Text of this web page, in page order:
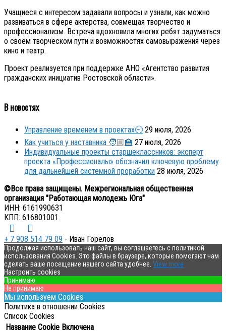
Учащиеся с интересом задавали вопросы и узнали, как можно
развиваться в сфере актерства, совмещая творчество и
профессионализм. Встреча вдохновила многих ребят задуматься
о своем творческом пути и возможностях самовыражения через
кино и театр.
Проект реализуется при поддержке АНО «Агентство развития
гражданских инициатив Ростовской области».
В новостях
Управление временем в проектах🕘 29 июля, 2026
Как учиться у наставника 🧑🏼‍🏫 27 июля, 2026
Индивидуальные проекты старшеклассников: эксперт
проекта «Профессионалы» обозначил ключевую проблему
для дальнейшей системной проработки 28 июля, 2026
©Все права защищены. Межрегиональная общественная
организация "Работающая молодежь Юга"
ИНН: 6161990631
КПП: 616801001
+ 7 908 514 79 09 - Иван Горелов
Продолжая использовать наш сайт, вы соглашаетесь с политикой
использования Cookies. Это файлы в браузере, которые помогают нам
сделать ваше посещение нашего сайта удобнее. View more
Настроить cookies
Принимаю
Не принимаю
Мы используем Cookies
Политика в отношении Cookies
Список Cookies
Название Cookie Включена